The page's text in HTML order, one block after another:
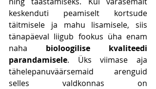
keskenduti peamiselt kortsude
täitmisele ja mahu lisamisele, siis
tänapäeval liigub fookus üha enam
naha bioloogilise kvaliteedi
parandamisele. Üks viimase aja
tähelepanuväärsemaid arenguid